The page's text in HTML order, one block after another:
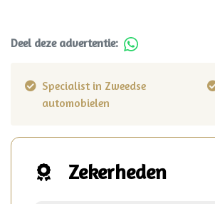
Deel deze advertentie:
Specialist in Zweedse
automobielen
Zekerheden